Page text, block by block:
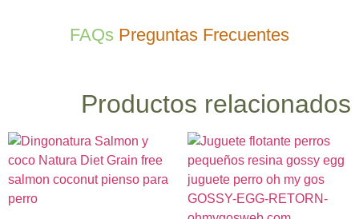
FAQs Preguntas Frecuentes
Productos relacionados